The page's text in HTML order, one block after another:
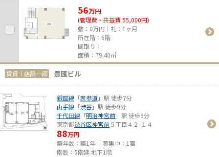
56万円
(管理費・共益費 55,000円)
敷：0万円｜礼：1ヶ月
所在階：6階
間取り：-
面積：79.40㎡
賃貸｜店舗一部 豊匯ビル
銀座線 「表参道 」駅 徒歩7分
山手線 「渋谷」駅 徒歩9分
千代田線 「明治神宮前」駅 徒歩9分
東京都渋谷区神宮前５丁目４２-１４
88万円
築年数：築1年 ｜募集中： 1室
階数：5階建 地下1階